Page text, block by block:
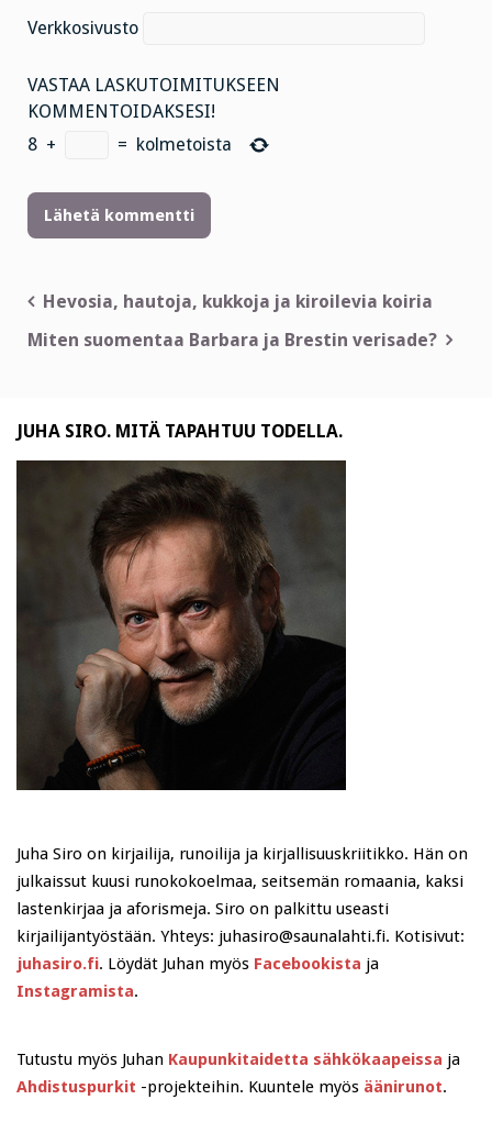
Verkkosivusto
VASTAA LASKUTOIMITUKSEEN
KOMMENTOIDAKSESI!
8 + = kolmetoista
Artikkelien
selaus
Hevosia, hautoja, kukkoja ja kiroilevia koiria
Miten suomentaa Barbara ja Brestin verisade?
JUHA SIRO. MITÄ TAPAHTUU TODELLA.
Juha Siro on kirjailija, runoilija ja kirjallisuuskriitikko. Hän on
julkaissut kuusi runokokoelmaa, seitsemän romaania, kaksi
lastenkirjaa ja aforismeja. Siro on palkittu useasti
kirjailijantyöstään. Yhteys: juhasiro@saunalahti.fi. Kotisivut:
juhasiro.fi. Löydät Juhan myös Facebookista ja
Instagramista.
Tutustu myös Juhan Kaupunkitaidetta sähkökaapeissa ja
Ahdistuspurkit -projekteihin. Kuuntele myös äänirunot.